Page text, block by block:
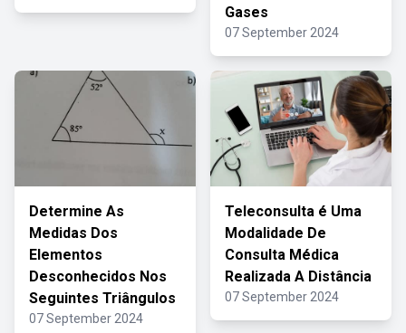
Gases
07 September 2024
Determine As
Medidas Dos
Elementos
Desconhecidos Nos
Seguintes Triângulos
07 September 2024
Teleconsulta é Uma
Modalidade De
Consulta Médica
Realizada A Distância
07 September 2024